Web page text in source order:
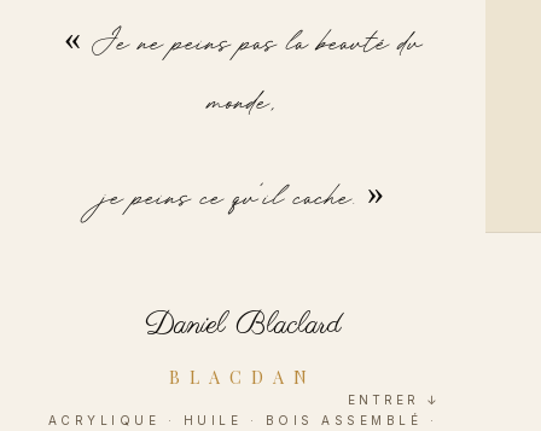
« Je ne peins pas la beauté du
monde,
je peins ce qu'il cache. »
Daniel Blaclard
BLACDAN
ACRYLIQUE · HUILE · BOIS ASSEMBLÉ ·
ENTRER ↓
BLACDAN
Mes peintures de musiciens capturent l’énergie et l’émotion
de la musique. Chaque oeuvre est une interprétation visuelle
du rythme, du mouvement et de la passion. Découvrez des